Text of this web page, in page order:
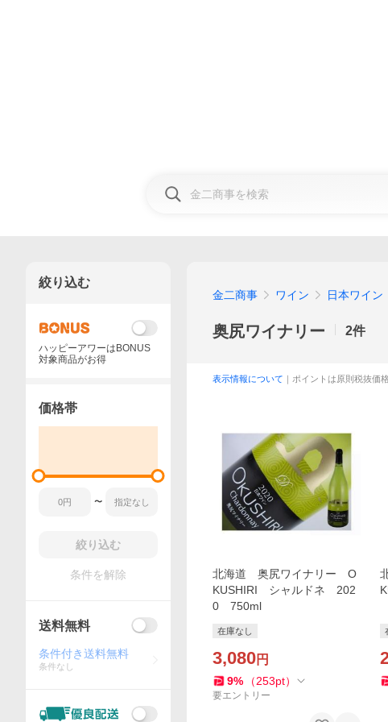
金二商事 ワイン 日本ワイン
奥尻ワイナリー 2件
表示情報について ｜ポイントは原則税抜価
北海道 奥尻ワイナリー O
KUSHIRI シャルドネ 202
0 750ml
在庫なし
3,080円
9% （253pt）
要エントリー
絞り込む
ハッピーアワーはBONUS
対象商品がお得
価格帯
〜
絞り込む
条件を解除
送料無料
条件付き送料無料
条件なし